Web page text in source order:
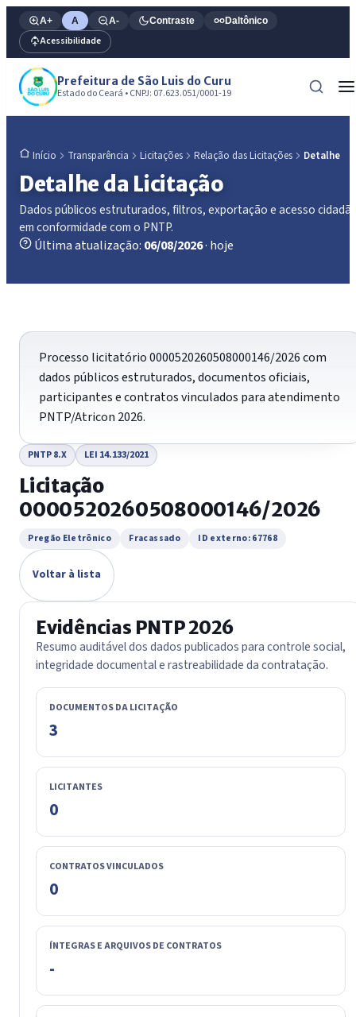
A+ A A- Contraste Daltônico
Acessibilidade
Prefeitura de São Luis do Curu
Estado do Ceará • CNPJ: 07.623.051/0001-19
Início Transparência Licitações Relação das Licitações Detalhe
Detalhe da Licitação
Dados públicos estruturados, filtros, exportação e acesso
em conformidade com o PNTP.
Última atualização: 06/08/2026· hoje
Processo licitatório 0000520260508000146/2026 com
dados públicos estruturados, documentos oficiais,
participantes e contratos vinculados para atendimento
PNTP/Atricon 2026.
PNTP 8.X LEI 14.133/2021
Licitação
0000520260508000146/2026
Pregão Eletrônico Fracassado ID externo: 67768
Voltar à lista
Evidências PNTP 2026
Resumo auditável dos dados publicados para controle social,
integridade documental e rastreabilidade da contratação.
DOCUMENTOS DA LICITAÇÃO
3
LICITANTES
0
CONTRATOS VINCULADOS
0
ÍNTEGRAS E ARQUIVOS DE CONTRATOS
-